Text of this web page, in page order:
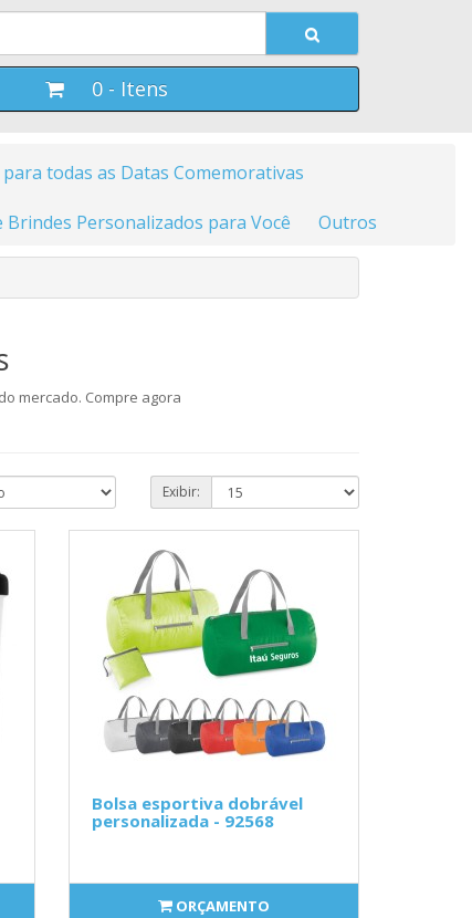
0 - Itens
todas as Datas Comemorativas
Brindes Personalizados para Você Outros
mercado. Compre agora
Exibir:
Bolsa esportiva dobrável
personalizada - 92568
ORÇAMENTO